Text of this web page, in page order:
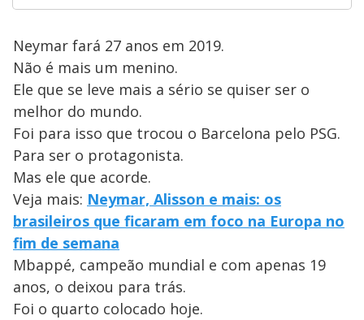
Neymar fará 27 anos em 2019.
Não é mais um menino.
Ele que se leve mais a sério se quiser ser o
melhor do mundo.
Foi para isso que trocou o Barcelona pelo PSG.
Para ser o protagonista.
Mas ele que acorde.
Veja mais: Neymar, Alisson e mais: os
brasileiros que ficaram em foco na Europa no
fim de semana
Mbappé, campeão mundial e com apenas 19
anos, o deixou para trás.
Foi o quarto colocado hoje.